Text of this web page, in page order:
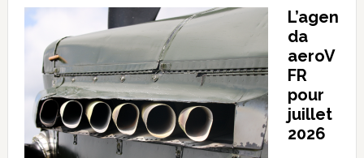
L’agen
da
aeroV
FR
pour
juillet
2026